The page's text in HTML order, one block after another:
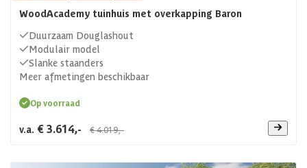
WoodAcademy tuinhuis met overkapping Baron
Duurzaam Douglashout
Modulair model
Slanke staanders
Meer afmetingen beschikbaar
Op voorraad
v.a. € 3.614,- € 4.019,-